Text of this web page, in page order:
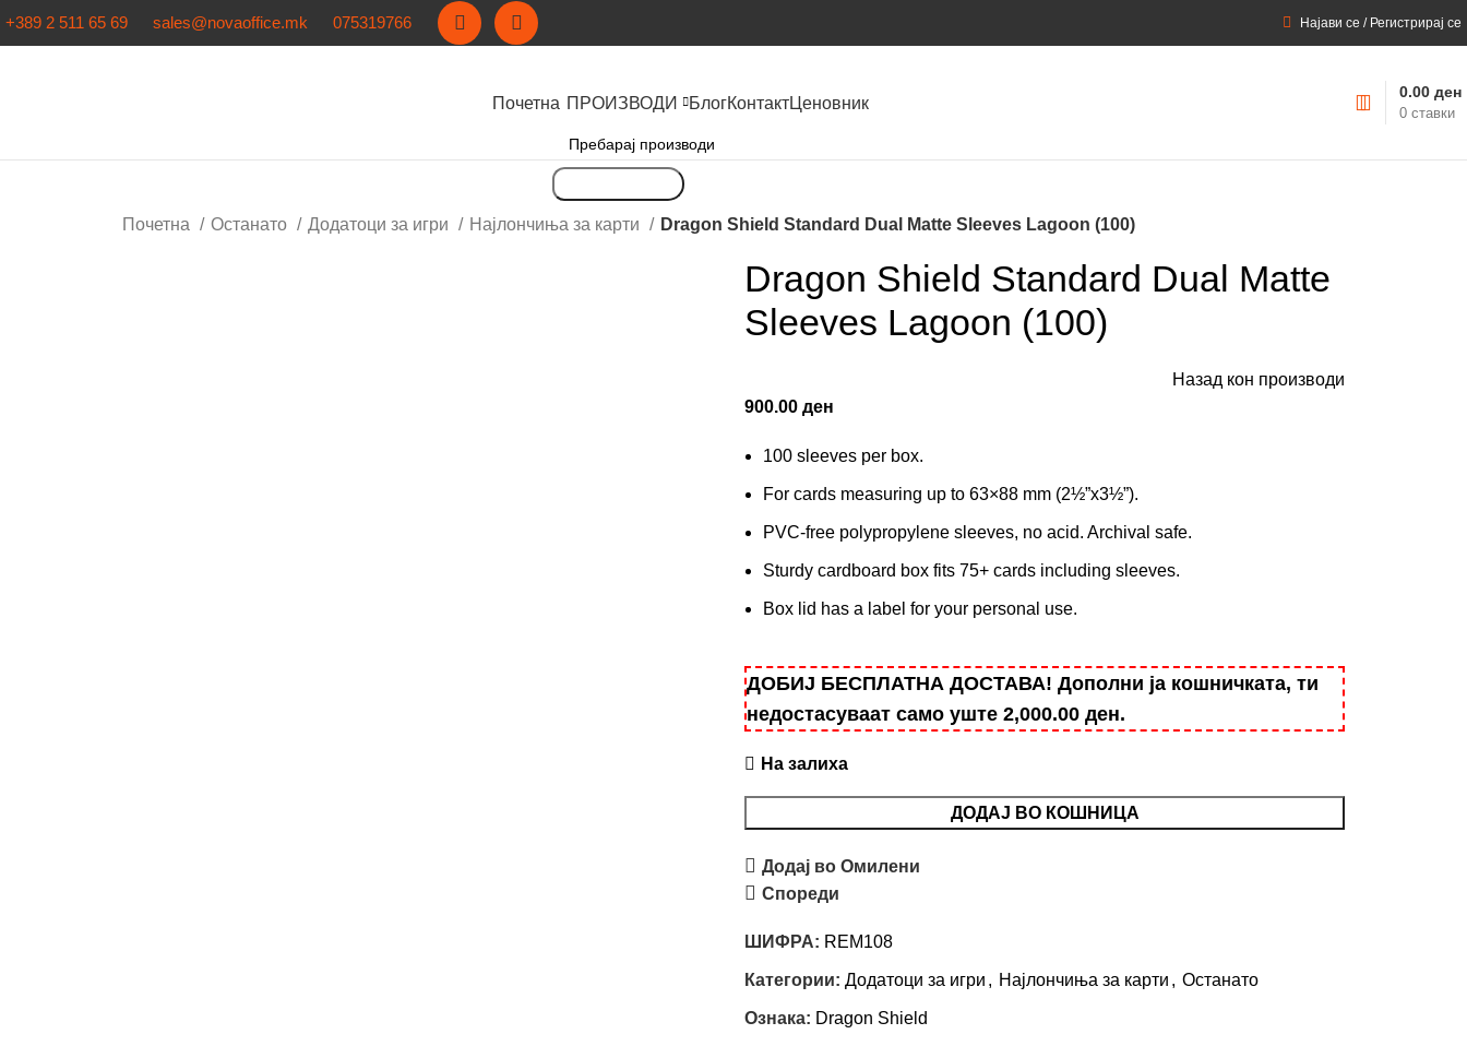
+389 2 511 65 69 sales@novaoffice.mk 075319766 Најави се / Регистрирај се
Почетна ПРОИЗВОДИ БлогКонтактЦеновник
0 ставки
0.00 ден
Почетна Останато Додатоци за игри Најлончиња за карти Dragon Shield Standard Dual Matte Sleeves Lagoon (100)
Dragon Shield Standard Dual Matte
Sleeves Lagoon (100)
Назад кон производи
900.00 ден
100 sleeves per box.
For cards measuring up to 63×88 mm (2½”x3½”).
PVC-free polypropylene sleeves, no acid. Archival safe.
Sturdy cardboard box fits 75+ cards including sleeves.
Box lid has a label for your personal use.
ДОБИЈ БЕСПЛАТНА ДОСТАВА! Дополни ја кошничката, ти
недостасуваат само уште 2,000.00 ден.
На залиха
ДОДАЈ ВО КОШНИЦА
Додај во Омилени
Спореди
ШИФРА: REM108
Категории: Додатоци за игри , Најлончиња за карти , Останато
Ознака: Dragon Shield